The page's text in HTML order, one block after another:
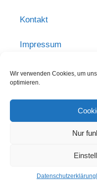
Wir verwenden Cookies, um
optimieren.
Nur
Datenschutzerklärung
Kontakt
Impressum
Haftungsausschluss
Forum